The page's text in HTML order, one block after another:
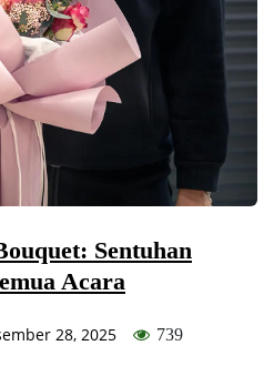
Sentuhan
Acara
28, 2025 739